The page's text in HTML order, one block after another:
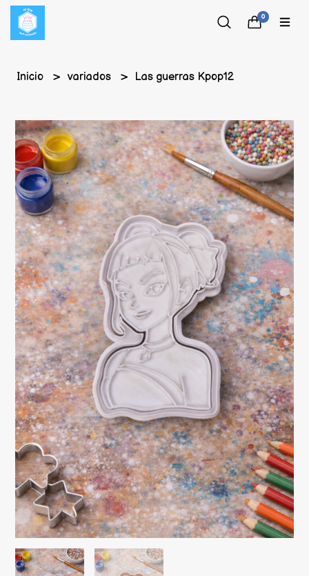
0
Inicio variados Las guerras Kpop12